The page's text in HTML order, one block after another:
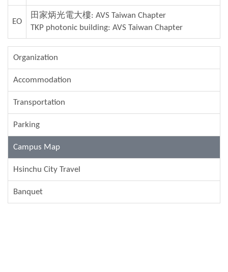
EO
田家炳光電大樓: AVS Taiwan Chapter
TKP photonic building: AVS Taiwan Chapter
Organization
Accommodation
Transportation
Parking
Campus Map
Hsinchu City Travel
Banquet